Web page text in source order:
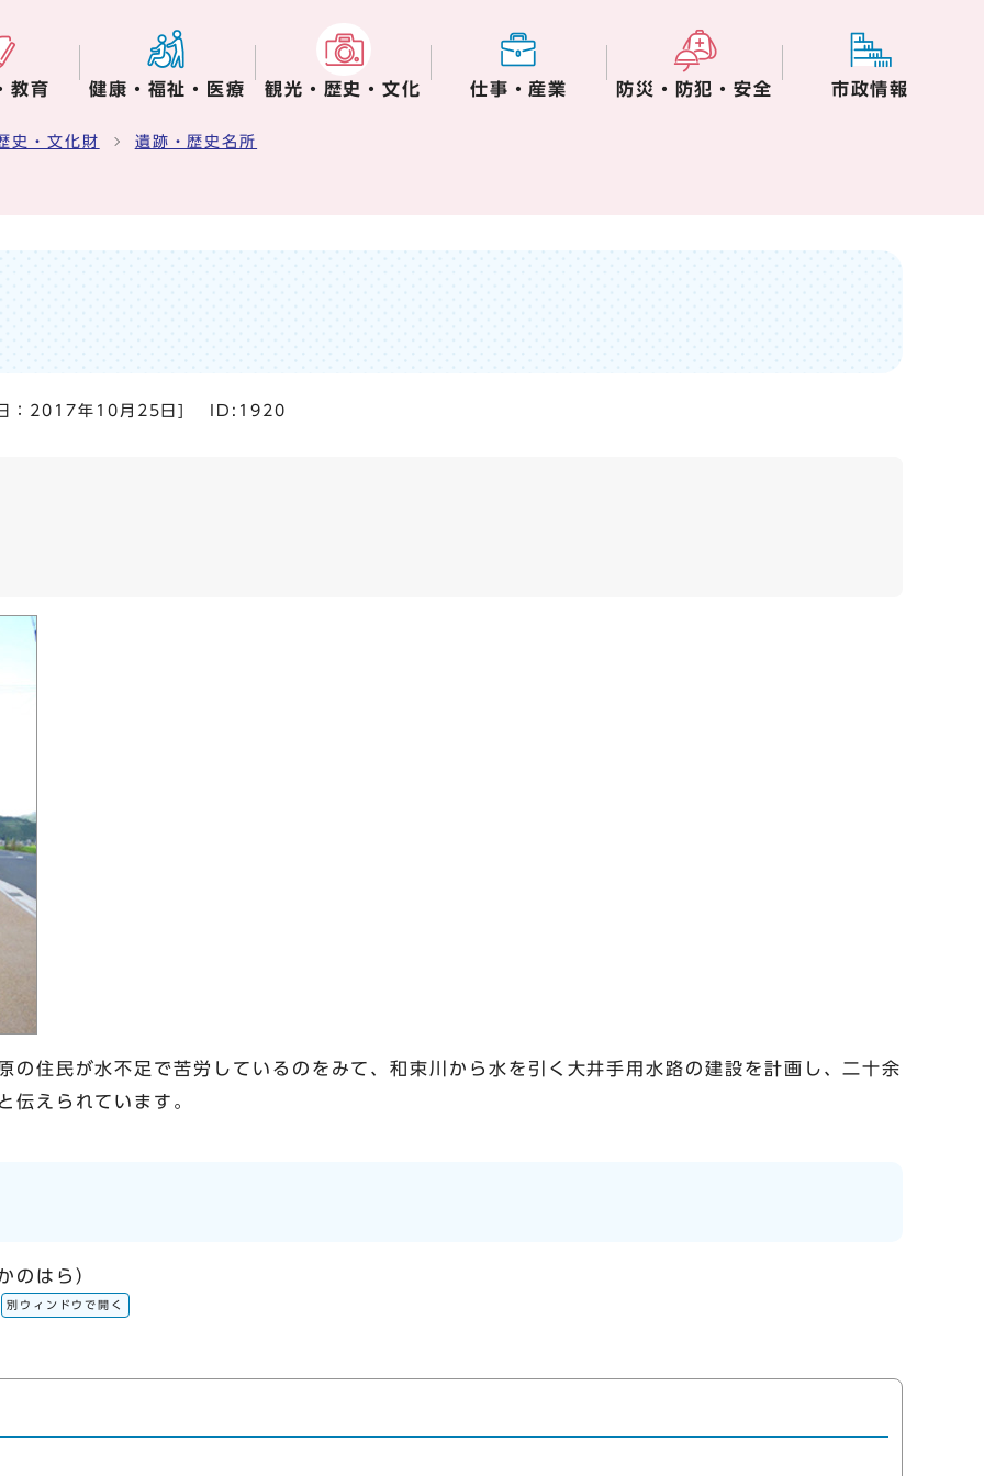
教育 健康・福祉・医療 観光・歴史・文化 仕事・産業 防災・防犯・安全 市政情報
史・文化財 遺跡・歴史名所
： 2017年10月25日 ID:1920
の住民が水不足で苦労しているのをみて、和束川から水を引く大井手用水路の建設を計画し、二十余
伝えられています。
のはら）
別ウィンドウで開く